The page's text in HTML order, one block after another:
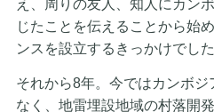
え、周りの友人、知人にカン
じたことを伝えることから始
ンスを設立するきっかけでした
それから8年。今ではカンボ
なく、地雷埋設地域の村落開